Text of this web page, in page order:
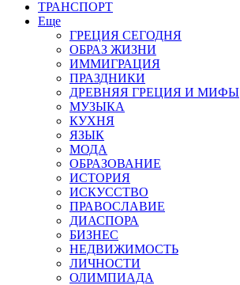
ТРАНСПОРТ
Еще
ГРЕЦИЯ СЕГОДНЯ
ОБРАЗ ЖИЗНИ
ИММИГРАЦИЯ
ПРАЗДНИКИ
ДРЕВНЯЯ ГРЕЦИЯ И МИФЫ
МУЗЫКА
КУХНЯ
ЯЗЫК
МОДА
ОБРАЗОВАНИЕ
ИСТОРИЯ
ИСКУССТВО
ПРАВОСЛАВИЕ
ДИАСПОРА
БИЗНЕС
НЕДВИЖИМОСТЬ
ЛИЧНОСТИ
ОЛИМПИАДА